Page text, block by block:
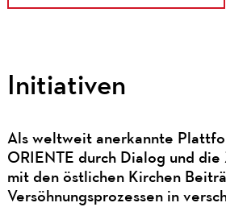
Initiativen
Als weltweit anerkannte
ORIENTE durch Dialog und die
mit den östlichen Kirchen
Versöhnungsprozessen in